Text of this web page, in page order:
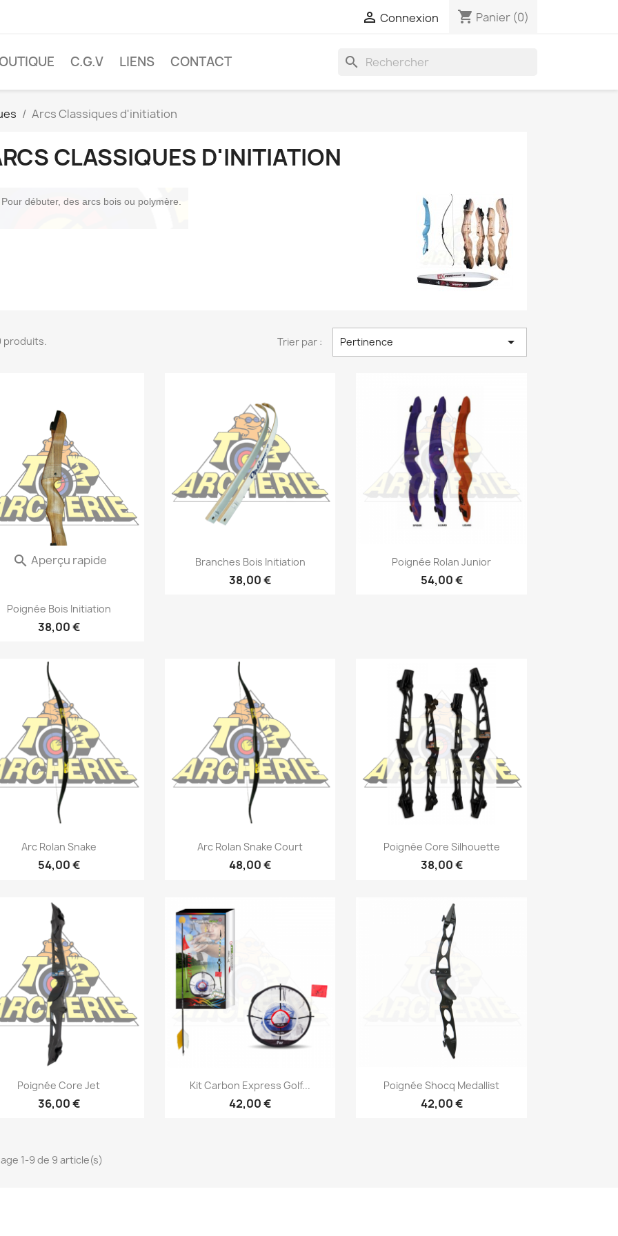
 Connexion shopping_cart Panier (0)
C.G.V LIENS CONTACT search
Arcs Classiques d'initiation
CLASSIQUES D'INITIATION
Pour débuter, des arcs bois ou polymère.
produits. Trier par : Pertinence 
Poignée Bois Initiation
38,00 €
 Aperçu rapide Branches Bois Initiation
38,00 €
Aperçu rapide Poignée Rolan Junior
54,00 €
Aperçu rapide
Arc Rolan Snake
54,00 €
Aperçu rapide Arc Rolan Snake Court
48,00 €
Aperçu rapide Poignée Core Silhouette
38,00 €
Aperçu rapide
Poignée Core Jet
36,00 €
Aperçu rapide Kit Carbon Express Golf...
42,00 €
Aperçu rapide Poignée Shocq Medallist
42,00 €
Aperçu rapide
1-9 de 9 article(s)